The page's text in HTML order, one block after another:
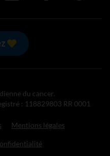
du cancer.
: 118829803 RR 0001
Mentions légales